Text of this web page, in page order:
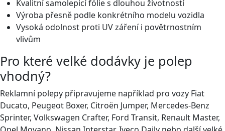
Kvalitní samolepicí fólie s dlouhou životností
Výroba přesně podle konkrétního modelu vozidla
Vysoká odolnost proti UV záření i povětrnostním
vlivům
Pro které velké dodávky je polep
vhodný?
Reklamní polepy připravujeme například pro vozy Fiat
Ducato, Peugeot Boxer, Citroën Jumper, Mercedes-Benz
Sprinter, Volkswagen Crafter, Ford Transit, Renault Master,